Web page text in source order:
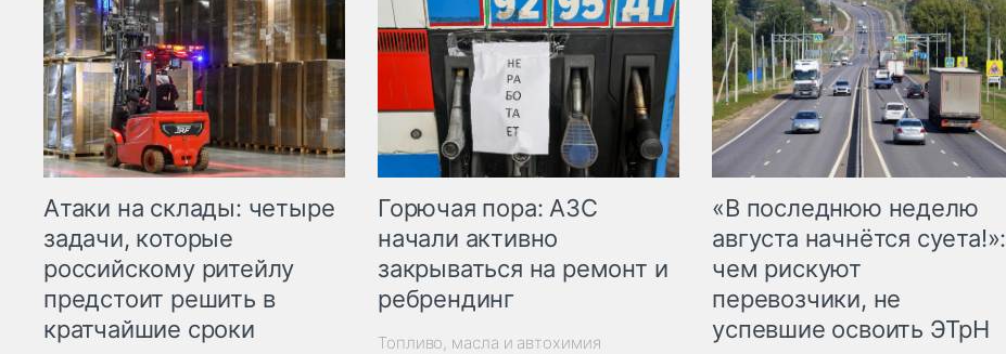
Атаки на склады: четыре
задачи, которые
российскому ритейлу
предстоит решить в
кратчайшие сроки
Горючая пора: АЗС
начали активно
закрываться на ремонт и
ребрендинг
Топливо, масла и автохимия
«В последнюю неделю
августа начнётся суета!»:
чем рискуют
перевозчики, не
успевшие освоить ЭТрН